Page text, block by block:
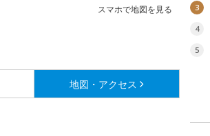
スマホで地図を見る
地図・アクセス
3
4
5